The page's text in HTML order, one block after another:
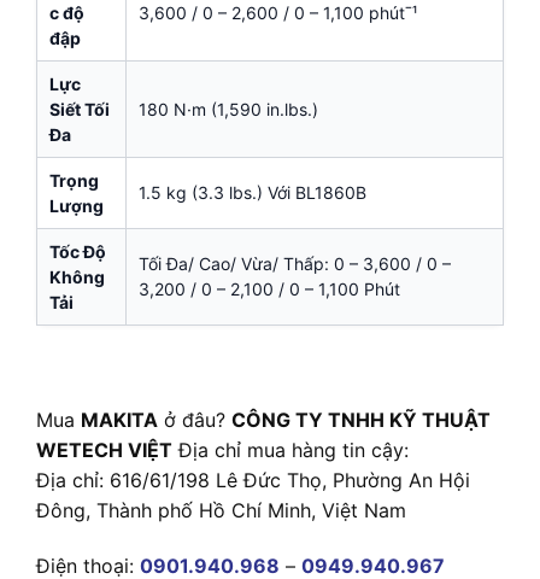
c độ
đập
3,600 / 0 – 2,600 / 0 – 1,100 phútˉ¹
Lực
Siết Tối
Đa
180 N·m (1,590 in.lbs.)
Trọng
Lượng
1.5 kg (3.3 lbs.) Với BL1860B
Tốc Độ
Không
Tải
Tối Đa/ Cao/ Vừa/ Thấp: 0 – 3,600 / 0 –
3,200 / 0 – 2,100 / 0 – 1,100 Phút
Mua MAKITA ở đâu? CÔNG TY TNHH KỸ THUẬT
WETECH VIỆT Địa chỉ mua hàng tin cậy:
Địa chỉ: 616/61/198 Lê Đức Thọ, Phường An Hội
Đông, Thành phố Hồ Chí Minh, Việt Nam
Điện thoại: 0901.940.968 – 0949.940.967